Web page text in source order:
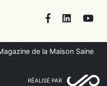
FacebookLinkedIn
de la Maison Saine
RÉALISÉ PAR